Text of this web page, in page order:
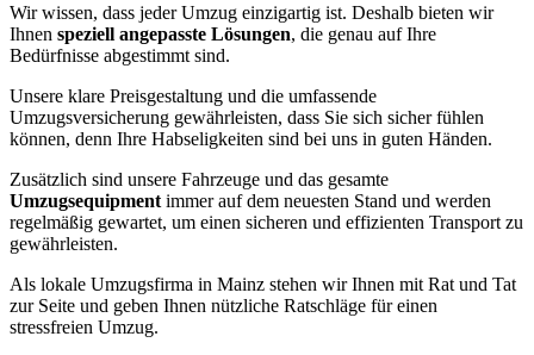
Wir wissen, dass jeder Umzug einzigartig ist. Deshalb bieten wir
Ihnen speziell angepasste Lösungen, die genau auf Ihre
Bedürfnisse abgestimmt sind.
Unsere klare Preisgestaltung und die umfassende
Umzugsversicherung gewährleisten, dass Sie sich sicher fühlen
können, denn Ihre Habseligkeiten sind bei uns in guten Händen.
Zusätzlich sind unsere Fahrzeuge und das gesamte
Umzugsequipment immer auf dem neuesten Stand und werden
regelmäßig gewartet, um einen sicheren und effizienten Transport zu
gewährleisten.
Als lokale Umzugsfirma in Mainz stehen wir Ihnen mit Rat und Tat
zur Seite und geben Ihnen nützliche Ratschläge für einen
stressfreien Umzug.